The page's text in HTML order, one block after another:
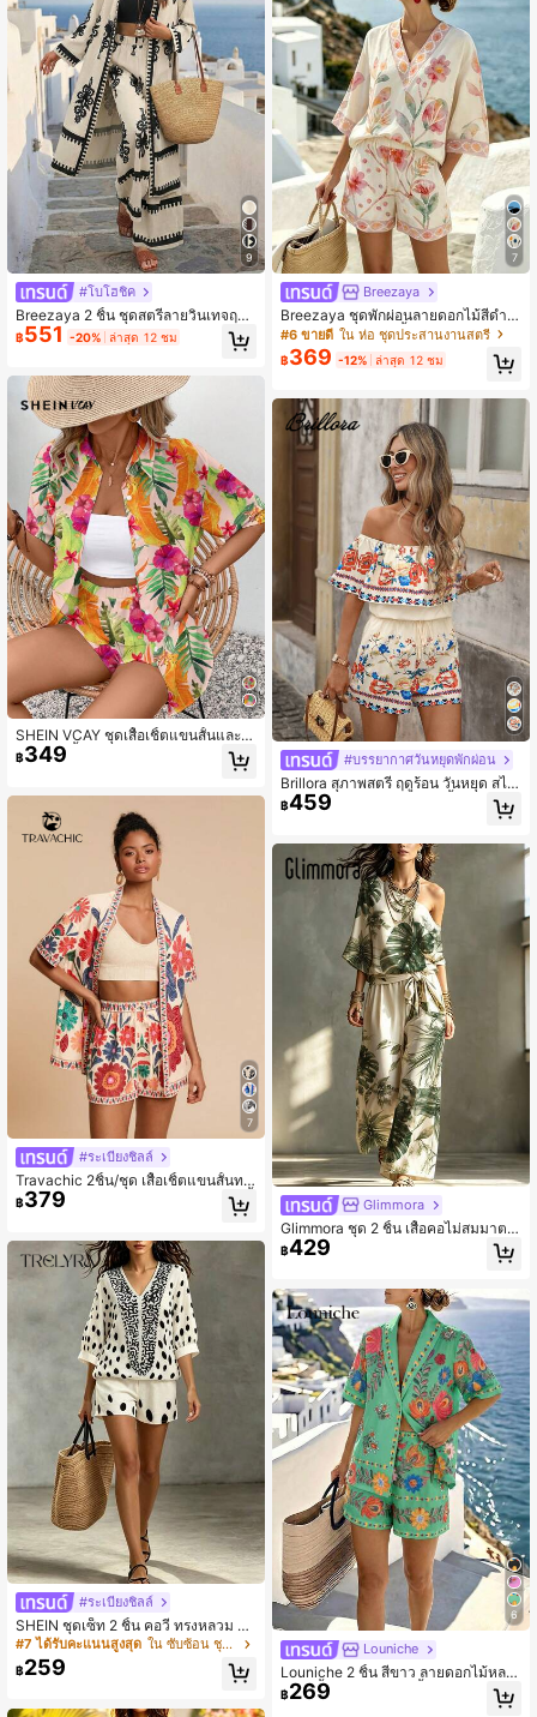
9
#โบโฮชิค
Breezaya 2 ชิ้น ชุดสตรีลายวินเทจฤดูใ
บไม้ร่วง
฿551 -20% ล่าสุด 12 ชม
SHEIN VCAY ชุดเสื้อเชิ้ตแขนสั้นและก
างเกงขาสั้นทรงหลวมพิมพ์ลายเขตร้อน
ของผู้หญิงสำหรับวันหยุดและการพักผ่อ
฿349
7
#ระเบียงชิลล์
Travachic 2ชิ้น/ชุด เสื้อเชิ้ตแขนสั้นทอ
ลายหลวมสำหรับผู้หญิงและกางเกงขาสั้
นเอวสูงทรงหลวม, สไตล์วันหยุด, พิมพ์ล
อนสำหรับผู้หญิง, ชุดพักผ่อนชายหาดโบ
ฮีเมียน, โบโฮชิค, ชุดเทศกาลวันหยุด, ชุ
ดชายหาดสำหรับผู้หญิง, ชุดฤดูร้อนสำห
รับผู้หญิง, ชุดรับปริญญา, ชุดวันเกิดสำห
รับผู้หญิง, สิ่งจำเป็นสำหรับชายหาด, เห
มาะสำหรับเดทในวันหยุด, ชายามบ่าย,
ฤดูแต่งงาน, ล่องเรือพักผ่อนที่ชายหาด,
ทริปพักผ่อนบนถนนในเมือง, พักผ่อนสไ
ตล์โบโฮ, เทศกาลดนตรี, เสื้อผ้าหรูหรา
สำหรับผู้หญิง
฿379
#ระเบียงชิลล์
SHEIN ชุดเซ็ท 2 ชิ้น คอวี ทรงหลวม ลา
ยพิมพ์ ทรงเอ สำหรับฤดูร้อน เหมาะสำห
รับชายหาด, วันหยุดสบายๆ, ท่องเที่ยว,
กิจกรรมกลางแจ้ง, เดินทาง, มินิมอล
#7 ได้รับคะแนนสูงสุด ใน ซับซ้อน ชุดประสานงานสตรี
฿259
7
Breezaya
Breezaya ชุดพักผ่อนลายดอกไม้สีดำ &
ขาว สำหรับผู้หญิง เสื้อคอวีหลวม + กาง
เกงขาสั้นเอวสูง ชุดลำลองสองชิ้นสำหรั
บฤดูร้อน
#6 ขายดี ใน ห่อ ชุดประสานงานสตรี
฿369 -12% ล่าสุด 12 ชม
#บรรยากาศวันหยุดพักผ่อน
Brillora สุภาพสตรี ฤดูร้อน วันหยุด สไต
ล์ พิมพ์ลาย ดอกไม้ นัวเนีย เสื้อปาดไหล่
และ กางเกงขาสั้น ลำลอง 2 ชิ้น
฿459
Glimmora
Glimmora ชุด 2 ชิ้น เสื้อคอไม่สมมาตร
พิมพ์ลายพืชสีเขียวและกางเกงขากว้าง
สไตล์โบฮีเมียนวินเทจสำหรับวันหยุด ชุ
นสำหรับผู้หญิง
฿429
6
Louniche
Louniche 2 ชิ้น สีขาว ลายดอกไม้หลา
กสี - เสื้อเบลเซอร์แขนสั้นและกางเกงขา
สั้น, กระดุมสีทอง, สไตล์โบฮีเมียนสำหรั
฿269